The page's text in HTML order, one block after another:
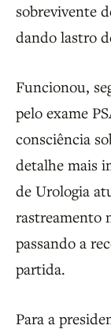
sobrevivente
dando lastro
Funcionou,
pelo exame
consciência
detalhe mais
de Urologia
rastreamento
passando a
partida.
Para a